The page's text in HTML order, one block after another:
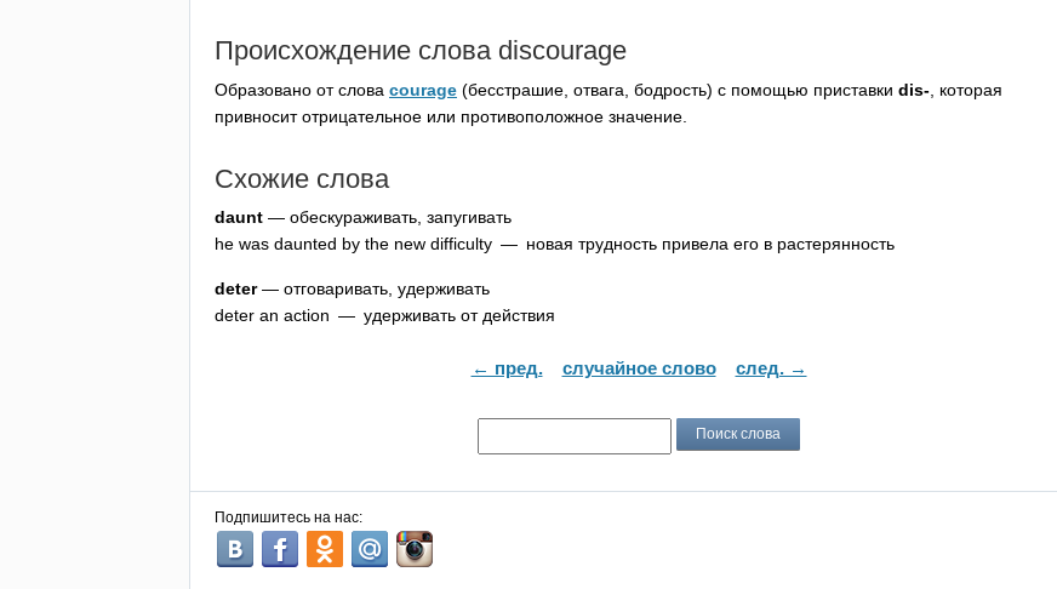
Происхождение слова discourage
Образовано от слова courage (бесстрашие, отвага, бодрость) с помощью приставки dis- , которая
привносит отрицательное или противоположное значение.
Схожие слова
daunt — обескураживать, запугивать
he was daunted by the new difficulty — новая трудность привела его в растерянность
deter— отговаривать, удерживать
deter an action — удерживать от действия
← пред. случайное слово след. →
Подпишитесь на нас: